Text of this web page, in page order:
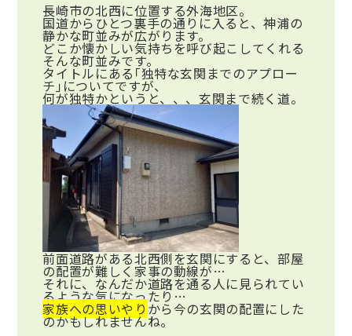
長崎市の北西に位置する外海地区。
国道からひとつ裏手の通りに入ると、神浦の
静かな町並みが広がります。
どこか懐かしい気持ちを呼び起こしてくれる
そんな町並みです。
タイトルにある｢独特な玄関までのアプロー
チ｣についてですが、
何が独特かというと、、、玄関まで続く道。
前面道路がある北西側を玄関にすると、部屋
の配置が難しく家事の動線が…
それに、なんだか道路を通る人に見られてい
るような気になったり…
家族への思いやり から今の玄関の配置にした
のかもしれませんね。